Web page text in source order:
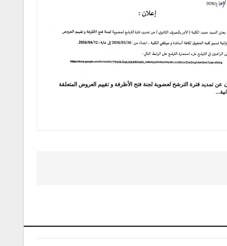
عن تمديد فترة الترشح لعضوية لجنة فتح الأظرفة و تقييم العروض المتعلقة